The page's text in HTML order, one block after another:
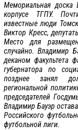
Мемориальная доска
корпусе ТГПУ.
известные люди
Виктор Кресс,
Место для
случайно. Владимир
деканом факультета
губернатора по
позднее занял
региональной
председателей
Владимир Бауэр
Российского
футбольной лиги.